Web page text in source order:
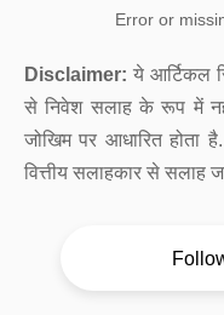
Error or
Disclaimer: ये आर्टिकल
से निवेश सलाह के रूप में नहीं
जोखिम पर आधारित
वित्तीय सलाहकार से सलाह